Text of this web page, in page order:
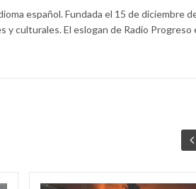
español. Fundada el 15 de diciembre
culturales. El eslogan de Radio Progreso